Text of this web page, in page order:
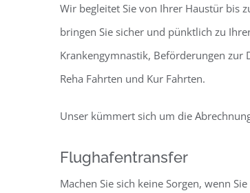
Wir begleitet Sie von Ihrer Haustür bis
bringen Sie sicher und pünktlich zu
Krankengymnastik, Beförderungen zur
Reha Fahrten und Kur Fahrten.
Unser kümmert sich um die
Flughafentransfer
Machen Sie sich keine Sorgen, wenn